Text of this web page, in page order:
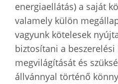
energiaellátás) a saját
valamely külön
vagyunk kötelesek
biztosítani a
megvilágítását és
állvánnyal történő